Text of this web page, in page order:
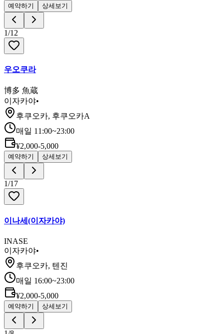
예약하기 상세보기
1/12
우오쿠라
博多 魚蔵
이자카야•
후쿠오카, 후쿠오카A
매일 11:00~23:00
¥2,000-5,000
예약하기 상세보기
1/17
이나세(이자카야)
INASE
이자카야•
후쿠오카, 텐진
매일 16:00~23:00
¥2,000-5,000
예약하기 상세보기